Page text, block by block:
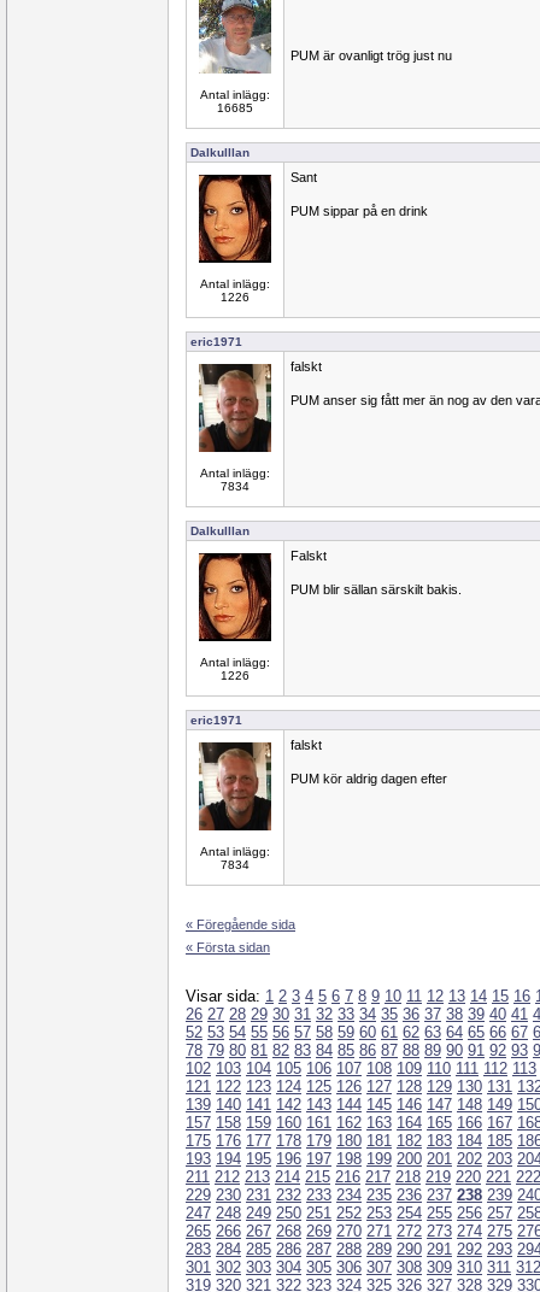
Antal inlägg:
16685
PUM är ovanligt trög just nu
Dalkulllan
Antal inlägg:
1226
Sant
PUM sippar på en drink
eric1971
Antal inlägg:
7834
falskt
PUM anser sig fått mer än nog av den
Dalkulllan
Antal inlägg:
1226
Falskt
PUM blir sällan särskilt bakis.
eric1971
Antal inlägg:
7834
falskt
PUM kör aldrig dagen efter
« Föregående sida
« Första sidan
Visar sida: 1 2 3 4 5 6 7 8 9 10 11 12 13 14 15 16
26 27 28 29 30 31 32 33 34 35 36 37 38 39 40 41
52 53 54 55 56 57 58 59 60 61 62 63 64 65 66 67
78 79 80 81 82 83 84 85 86 87 88 89 90 91 92 93
102 103 104 105 106 107 108 109 110 111 112 113
121 122 123 124 125 126 127 128 129 130 131
139 140 141 142 143 144 145 146 147 148 149
157 158 159 160 161 162 163 164 165 166 167
175 176 177 178 179 180 181 182 183 184 185
193 194 195 196 197 198 199 200 201 202 203
211 212 213 214 215 216 217 218 219 220 221 222
229 230 231 232 233 234 235 236 237 238 239
247 248 249 250 251 252 253 254 255 256 257
265 266 267 268 269 270 271 272 273 274 275
283 284 285 286 287 288 289 290 291 292 293
301 302 303 304 305 306 307 308 309 310 311 312
319 320 321 322 323 324 325 326 327 328 329